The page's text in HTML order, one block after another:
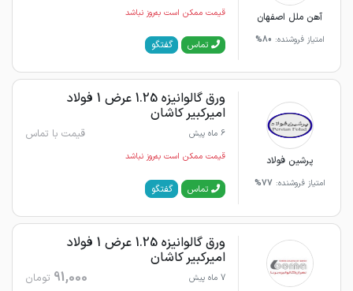
آهن ملل اصفهان
امتیاز فروشنده: 80%
قیمت ممکن است به‌روز نباشد
تماس گفتگو
پرشین فولاد
امتیاز فروشنده: 77%
ورق گالوانیزه 1.25 عرض 1 فولاد
امیرکبیر کاشان
6 ماه پیش قیمت با تماس
قیمت ممکن است به‌روز نباشد
تماس گفتگو
ورق گالوانیزه 1.25 عرض 1 فولاد
امیرکبیر کاشان
7 ماه پیش 91,000 تومان